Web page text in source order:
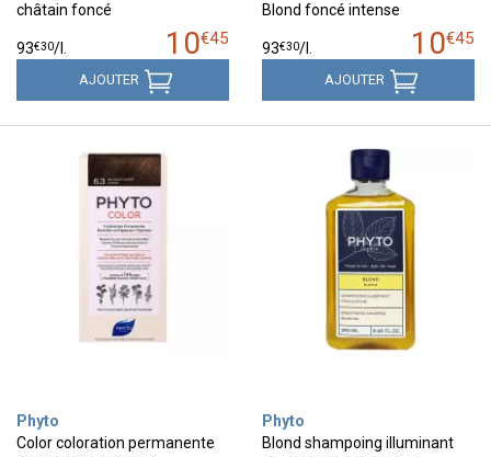
châtain foncé
10€45
93€30/
AJOUTER
Blond foncé intense
10€45
93€30/
AJOUTER
Phyto
Color coloration permanente
Phyto
Blond shampoing illuminant